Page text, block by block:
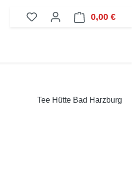
0,00 €
Tee Hütte Bad Harzburg